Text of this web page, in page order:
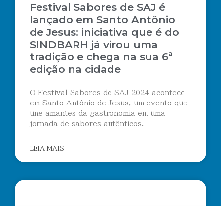
Festival Sabores de SAJ é
lançado em Santo Antônio
de Jesus: iniciativa que é do
SINDBARH já virou uma
tradição e chega na sua 6ª
edição na cidade
O Festival Sabores de SAJ 2024 acontece
em Santo Antônio de Jesus, um evento que
une amantes da gastronomia em uma
jornada de sabores autênticos.
LEIA MAIS